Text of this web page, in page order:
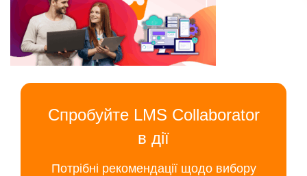
Спробуйте LMS Collaborator
в дії
Потрібні рекомендації щодо вибору